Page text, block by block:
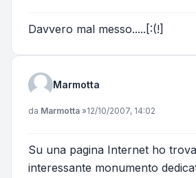
Davvero mal messo.....[:(!]
Marmotta
Messaggio
da Marmotta »12/10/2007, 14:02
Su una pagina Internet ho
interessante monumento